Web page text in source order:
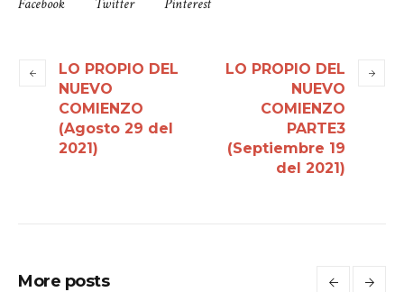
Facebook Twitter Pinterest
LO PROPIO DEL
NUEVO
COMIENZO
(Agosto 29 del
2021)
LO PROPIO DEL
NUEVO
COMIENZO
PARTE3
(Septiembre 19
del 2021)
More posts